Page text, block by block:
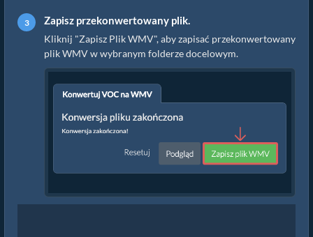
Zapisz przekonwertowany plik.
Kliknij "Zapisz Plik WMV", aby zapisać przekonwertowany
plik WMV w wybranym folderze docelowym.